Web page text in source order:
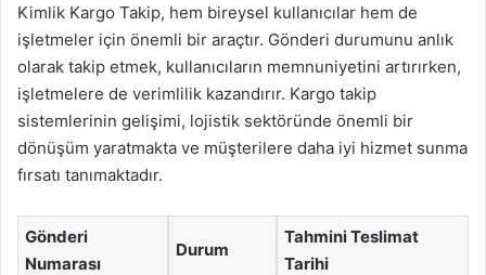
Kimlik Kargo Takip, hem bireysel kullanıcılar hem de
işletmeler için önemli bir araçtır. Gönderi durumunu anlık
olarak takip etmek, kullanıcıların memnuniyetini artırırken,
işletmelere de verimlilik kazandırır. Kargo takip
sistemlerinin gelişimi, lojistik sektöründe önemli bir
dönüşüm yaratmakta ve müşterilere daha iyi hizmet sunma
fırsatı tanımaktadır.
Gönderi
Numarası
Durum
Tahmini Teslimat
Tarihi